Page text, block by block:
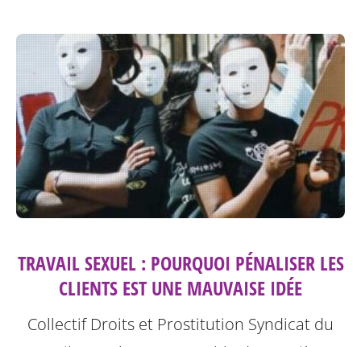
TRAVAIL SEXUEL : POURQUOI PÉNALISER LES
CLIENTS EST UNE MAUVAISE IDÉE
Collectif Droits et Prostitution Syndicat du